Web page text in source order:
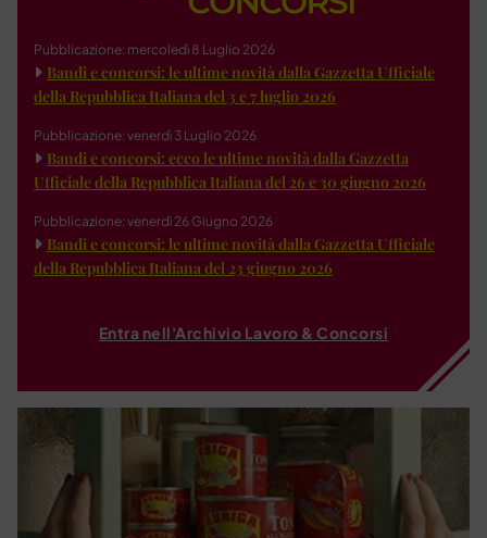
Pubblicazione: mercoledì 8 Luglio 2026
Bandi e concorsi: le ultime novità dalla Gazzetta Ufficiale
della Repubblica Italiana del 3 e 7 luglio 2026
Pubblicazione: venerdì 3 Luglio 2026
Bandi e concorsi: ecco le ultime novità dalla Gazzetta
Ufficiale della Repubblica Italiana del 26 e 30 giugno 2026
Pubblicazione: venerdì 26 Giugno 2026
Bandi e concorsi: le ultime novità dalla Gazzetta Ufficiale
della Repubblica Italiana del 23 giugno 2026
Entra nell'Archivio Lavoro & Concorsi